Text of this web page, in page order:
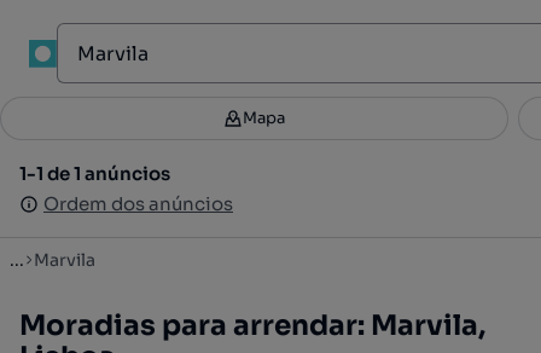
Filtros 3
1-1 de 1 anúncios
Ordem dos anúncios
Mapa
1-1 de 1 anúncios
Ordem dos anúncios
... Marvila
Moradias para arrendar: Marvila,